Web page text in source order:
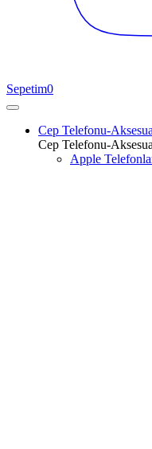
Sepetim0
Cep Telefonu-
Cep Telefonu-
Apple